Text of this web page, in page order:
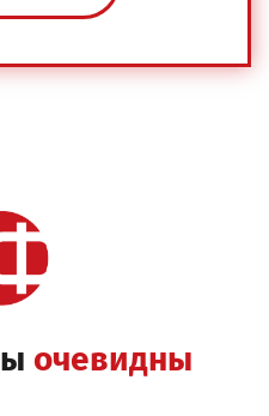
очевидны